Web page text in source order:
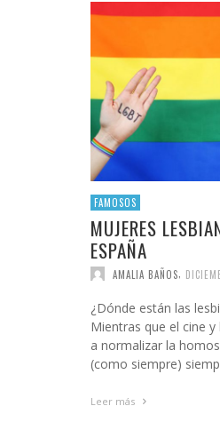
FAMOSOS
MUJERES
ESPAÑA
AMALIA BAÑOS
¿Dónde están las
Mientras que el cine
a normalizar la
(como siempre)
Leer más